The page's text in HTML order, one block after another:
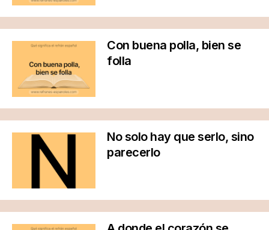
Con buena polla, bien se
folla
No solo hay que serlo, sino
parecerlo